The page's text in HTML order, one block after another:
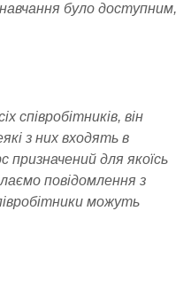
було доступним,
співробітників, він
з них входять в
для якоїсь
повідомлення з
можуть